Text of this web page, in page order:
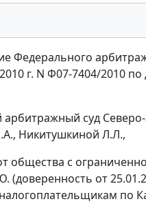
Федерального
г. N Ф07-7404/2010
суд Северо-
Никитушкиной Л.Л.,
общества с
(доверенность от
по